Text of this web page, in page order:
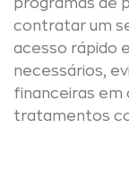
programas de
contratar um
acesso rápido
necessários,
financeiras em
tratamentos